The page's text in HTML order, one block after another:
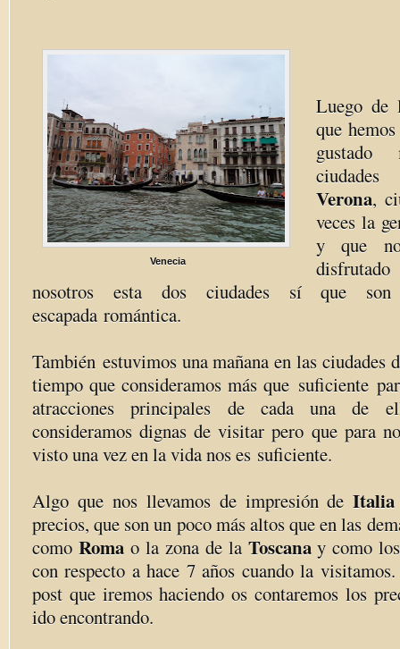
Venecia
Luego de
que
Verona,
veces la
y que
nosotros esta dos ciudades sí que
escapada romántica.
También estuvimos una mañana en las ciudades
tiempo que consideramos más que suficiente
atracciones principales de cada una de
consideramos dignas de visitar pero que para
visto una vez en la vida nos es suficiente.
Algo que nos llevamos de impresión de
precios, que son un poco más altos que en las
como Roma o la zona de la Toscanay como
con respecto a hace 7 años cuando la
post que iremos haciendo os contaremos los
ido encontrando.